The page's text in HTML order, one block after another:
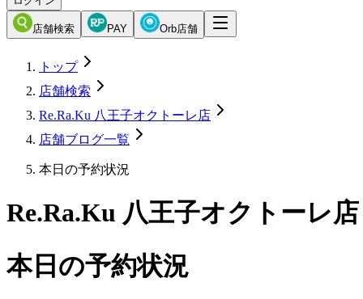
店舗検索 PAY Orb店舗
トップ
店舗検索
Re.Ra.Ku 八王子オクトーレ店
店舗ブログ一覧
本日の予約状況
Re.Ra.Ku 八王子オクトーレ店
本日の予約状況